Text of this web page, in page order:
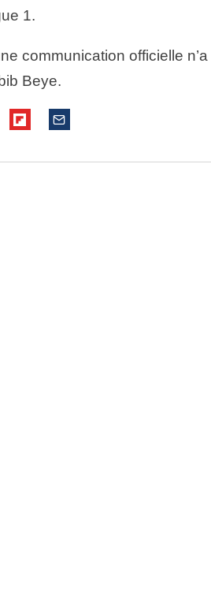
1.
communication officielle n’a
Beye.